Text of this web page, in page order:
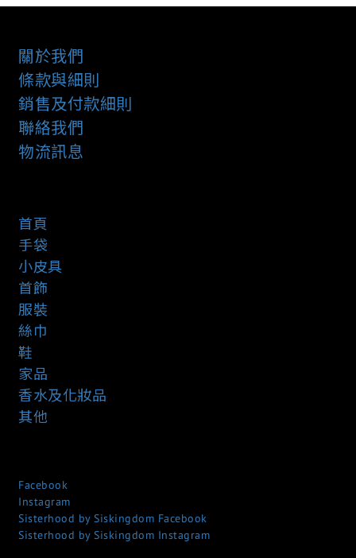
關於我們
條款與細則
銷售及付款細則
聯絡我們
物流訊息
首頁
手袋
小皮具
首飾
服裝
絲巾
鞋
家品
香水及化妝品
其他
Facebook
Instagram
Sisterhood by Siskingdom Facebook
Sisterhood by Siskingdom Instagram